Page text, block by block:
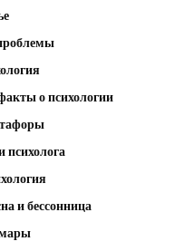
о психологии
психолога
и бессонница